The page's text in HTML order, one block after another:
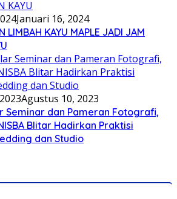
Januari 16, 2024
LIMBAH KAYU MAPLE JADI JAM
Agustus 10, 2023
Seminar dan Pameran Fotografi,
Blitar Hadirkan Praktisi
dan Studio